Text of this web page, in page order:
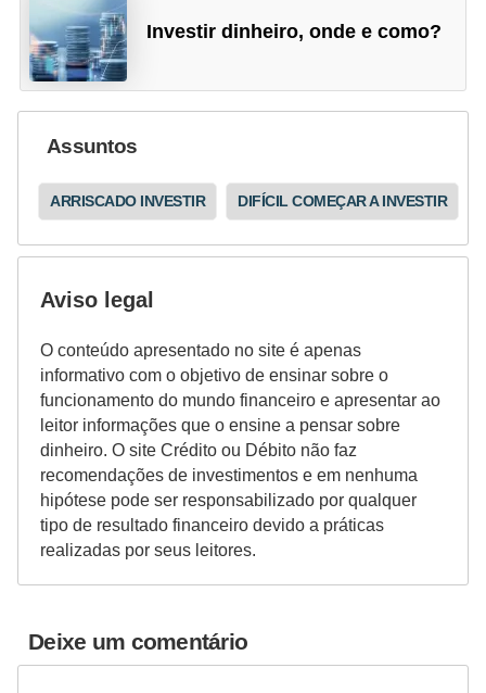
Investir dinheiro, onde e como?
Assuntos
ARRISCADO INVESTIR DIFÍCIL COMEÇAR A INVESTIR
Aviso legal
O conteúdo apresentado no site é apenas
informativo com o objetivo de ensinar sobre o
funcionamento do mundo financeiro e apresentar ao
leitor informações que o ensine a pensar sobre
dinheiro. O site Crédito ou Débito não faz
recomendações de investimentos e em nenhuma
hipótese pode ser responsabilizado por qualquer
tipo de resultado financeiro devido a práticas
realizadas por seus leitores.
Deixe um comentário